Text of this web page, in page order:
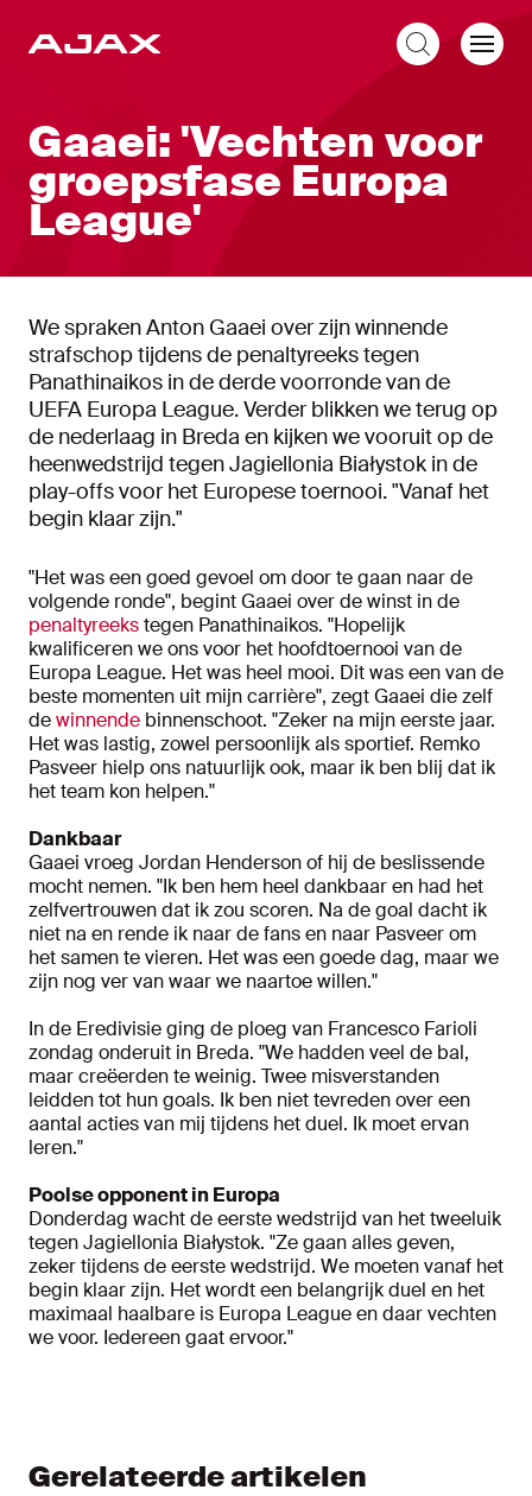
Gaaei: 'Vechten voor
groepsfase Europa
League'
We spraken Anton Gaaei over zijn winnende
strafschop tijdens de penaltyreeks tegen
Panathinaikos in de derde voorronde van de
UEFA Europa League. Verder blikken we terug op
de nederlaag in Breda en kijken we vooruit op de
heenwedstrijd tegen Jagiellonia Białystok in de
play-offs voor het Europese toernooi. "Vanaf het
begin klaar zijn."
"Het was een goed gevoel om door te gaan naar de
volgende ronde", begint Gaaei over de winst in de
penaltyreekstegen Panathinaikos. "Hopelijk
kwalificeren we ons voor het hoofdtoernooi van de
Europa League. Het was heel mooi. Dit was een van de
beste momenten uit mijn carrière", zegt Gaaei die zelf
dewinnende binnenschoot. "Zeker na mijn eerste jaar.
Het was lastig, zowel persoonlijk als sportief. Remko
Pasveer hielp ons natuurlijk ook, maar ik ben blij dat ik
het team kon helpen."
Dankbaar
Gaaei vroeg Jordan Henderson of hij de beslissende
mocht nemen. "Ik ben hem heel dankbaar en had het
zelfvertrouwen dat ik zou scoren. Na de goal dacht ik
niet na en rende ik naar de fans en naar Pasveer om
het samen te vieren. Het was een goede dag, maar we
zijn nog ver van waar we naartoe willen."
In de Eredivisie ging de ploeg van Francesco Farioli
zondag onderuit in Breda. "We hadden veel de bal,
maar creëerden te weinig. Twee misverstanden
leidden tot hun goals. Ik ben niet tevreden over een
aantal acties van mij tijdens het duel. Ik moet ervan
leren."
Poolse opponent in Europa
Donderdag wacht de eerste wedstrijd van het tweeluik
tegen Jagiellonia Białystok. "Ze gaan alles geven,
zeker tijdens de eerste wedstrijd. We moeten vanaf het
begin klaar zijn. Het wordt een belangrijk duel en het
maximaal haalbare is Europa League en daar vechten
we voor. Iedereen gaat ervoor."
Gerelateerde artikelen